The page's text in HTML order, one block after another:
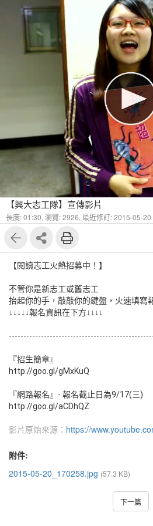
【興大志工隊】宣傳影片
長度: 01:30, 瀏覽: 2926, 最近修訂: 2015-05-20
【閱讀志工火熱招募中！】
不管你是新志工或舊志工
抬起你的手，敲敲你的鍵盤，火速填寫
↓↓↓↓↓報名資訊在下方↓↓↓↓
----------------------------------------
『招生簡章』
http://goo.gl/gMxKuQ
『網路報名』- 報名截止日為9/17(三)
http://goo.gl/aCDhQZ
影片原始來源： https://
附件:
2015-05-20_170258.jpg (57.3 KB)
下一篇